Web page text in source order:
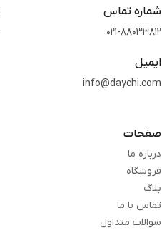
شماره تماس
021-88033812
ایمیل
info@daychi.com
صفحات
درباره ما
فروشگاه
بلاگ
تماس با ما
سوالات متداول